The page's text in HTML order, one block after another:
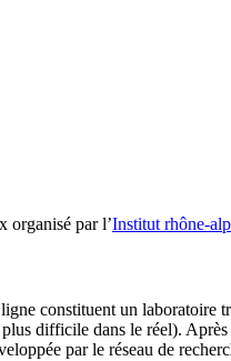
organisé par l’Institut rhône-
constituent un laboratoire
plus difficile dans le réel).
par le réseau de